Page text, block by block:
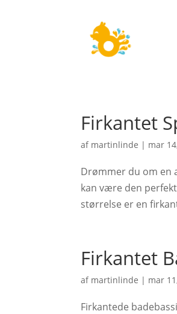
Firkantet
af martinlinde | mar
Drømmer du om en
kan være den
størrelse er en
Firkantet
af martinlinde | mar
Firkantede